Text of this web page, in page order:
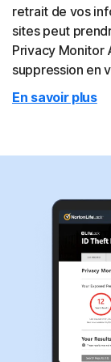
retrait de vos
sites peut
Privacy Monitor
suppression en
En savoir plus